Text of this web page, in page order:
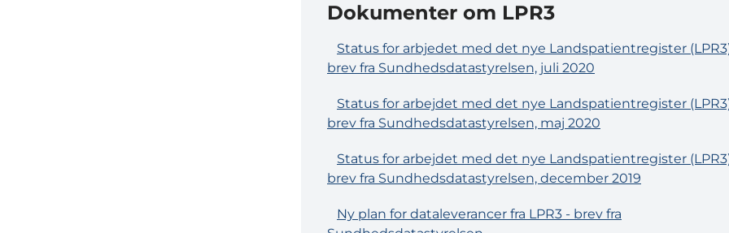
Dokumenter om LPR3
Status for arbjedet med det nye Landspatientregister
brev fra Sundhedsdatastyrelsen, juli 2020
Status for arbejdet med det nye Landspatientregister
brev fra Sundhedsdatastyrelsen, maj 2020
Status for arbejdet med det nye Landspatientregister
brev fra Sundhedsdatastyrelsen, december 2019
Ny plan for dataleverancer fra LPR3 - brev fra